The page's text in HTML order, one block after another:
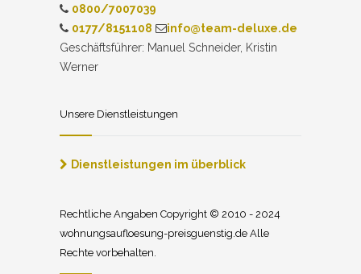
0800/7007039
0177/8151108
info@team-deluxe.de
Geschäftsführer: Manuel Schneider, Kristin
Werner
Unsere Dienstleistungen
Dienstleistungen im überblick
Rechtliche Angaben Copyright © 2010 - 2024
wohnungsaufloesung-preisguenstig.de Alle
Rechte vorbehalten.